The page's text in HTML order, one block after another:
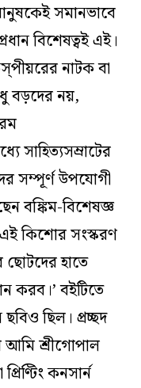
সমানভাবে
বিশেষত্বই এই।
নাটক বা
বড়দের নয়,
সাহিত্যসম্রাটের
সম্পূর্ণ উপযোগী
বঙ্কিম-বিশেষজ্ঞ
এই কিশোর সংস্করণ
ছোটদের হাতে
করব।’ বইটিতে
ছিল। প্রচ্ছদ
আমি শ্রীগোপাল
কনসার্ন